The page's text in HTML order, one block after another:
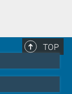
TOP